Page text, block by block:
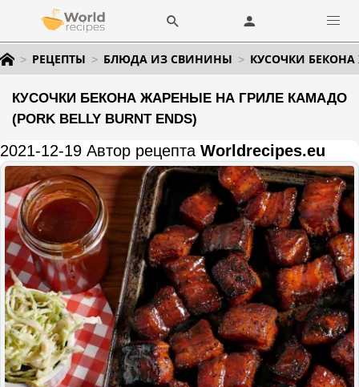
РЕЦЕПТЫ БЛЮДА ИЗ СВИНИНЫ КУСОЧКИ БЕКОНА
КУСОЧКИ БЕКОНА ЖАРЕНЫЕ НА ГРИЛЕ КАМАДО
(PORK BELLY BURNT ENDS)
2021-12-19 Автор рецепта Worldrecipes.eu